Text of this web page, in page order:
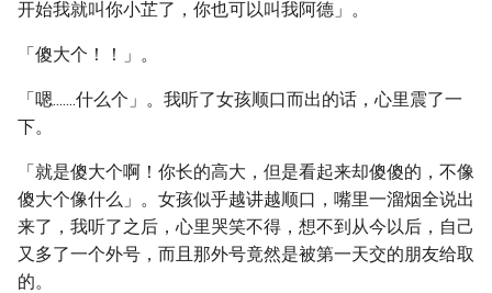
开始我就叫你小芷了，你也可以叫我阿德」。
「傻大个！！」。
「嗯.......什么个」。我听了女孩顺口而出的话，心里震了一
下。
「就是傻大个啊！你长的高大，但是看起来却傻傻的，不像
傻大个像什么」。女孩似乎越讲越顺口，嘴里一溜烟全说出
来了，我听了之后，心里哭笑不得，想不到从今以后，自己
又多了一个外号，而且那外号竟然是被第一天交的朋友给取
的。